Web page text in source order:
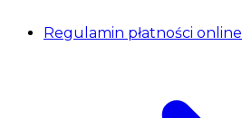
Regulamin płatności online